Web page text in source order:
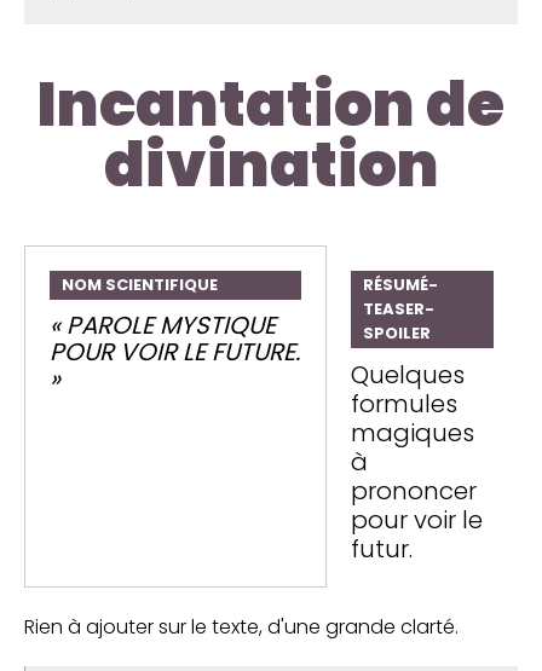
Incantation de
divination
NOM SCIENTIFIQUE
« PAROLE MYSTIQUE
POUR VOIR LE FUTURE.
»
RÉSUMÉ-
TEASER-
SPOILER
Quelques
formules
magiques
à
prononcer
pour voir le
futur.
Rien à ajouter sur le texte, d'une grande clarté.